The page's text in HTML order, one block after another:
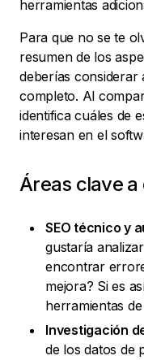
herramientas
Para que no se te
resumen de los
deberías considerar
completo. Al
identifica cuáles de
interesan en el
Áreas clave
SEO técnico y
gustaría
encontrar
mejora? Si es
herramientas
Investigación
de los datos de